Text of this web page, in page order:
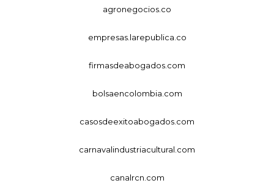
agronegocios.co
empresas.larepublica.co
firmasdeabogados.com
bolsaencolombia.com
casosdeexitoabogados.com
carnavalindustriacultural.com
canalrcn.com